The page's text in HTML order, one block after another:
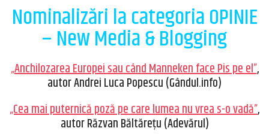
Nominalizări la categoria OPINIE
– New Media & Blogging
„Anchilozarea Europei sau când Manneken face Pis pe el”,
autor Andrei Luca Popescu (Gândul.info)
„Cea mai puternică poză pe care lumea nu vrea s-o vadă”,
autor Răzvan Băltărețu (Adevărul)